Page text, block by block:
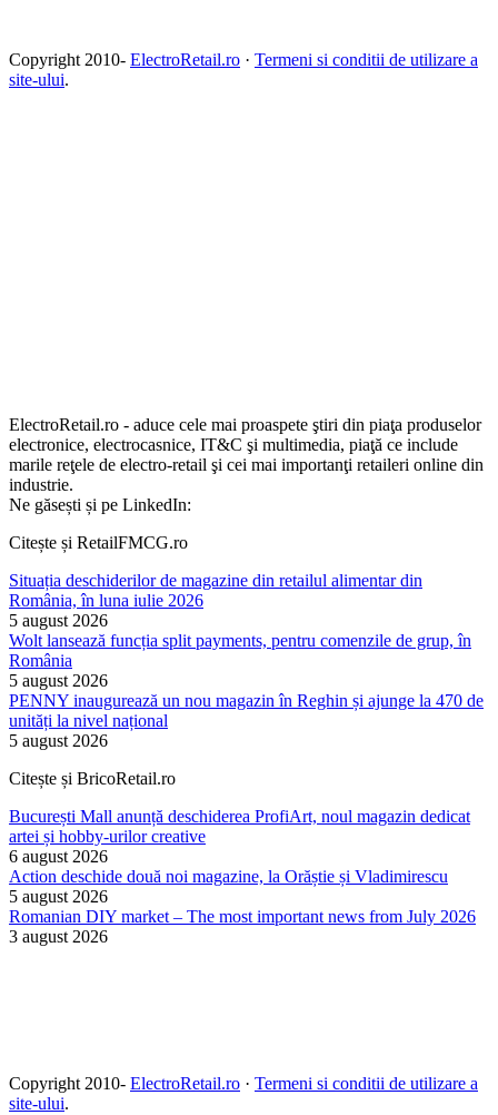
Copyright 2010- ElectroRetail.ro · Termeni si conditii de utilizare a
site-ului.
ElectroRetail.ro - aduce cele mai proaspete ştiri din piaţa produselor
electronice, electrocasnice, IT&C şi multimedia, piaţă ce include
marile reţele de electro-retail şi cei mai importanţi retaileri online din
industrie.
Ne găsești și pe LinkedIn:
Citește și RetailFMCG.ro
Situația deschiderilor de magazine din retailul alimentar din
România, în luna iulie 2026
5 august 2026
Wolt lansează funcția split payments, pentru comenzile de grup, în
România
5 august 2026
PENNY inaugurează un nou magazin în Reghin și ajunge la 470 de
unități la nivel național
5 august 2026
Citește și BricoRetail.ro
București Mall anunță deschiderea ProfiArt, noul magazin dedicat
artei și hobby-urilor creative
6 august 2026
Action deschide două noi magazine, la Orăștie și Vladimirescu
5 august 2026
Romanian DIY market – The most important news from July 2026
3 august 2026
Copyright 2010- ElectroRetail.ro · Termeni si conditii de utilizare a
site-ului.